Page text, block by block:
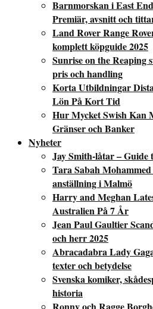
Barnmorskan i East
Premiär, avsnitt och
Land Rover Range
komplett köpguide 2025
Sunrise on the Reaping
pris och handling
Korta Utbildningar
Lön På Kort Tid
Hur Mycket Swish Kan
Gränser och Banker
Nyheter
Jay Smith-låtar –
Tara Sabah
anställning i Malmö
Harry and Meghan
Australien På 7 År
Jean Paul Gaultier
och herr 2025
Abracadabra Lady
texter och betydelse
Svenska komiker,
historia